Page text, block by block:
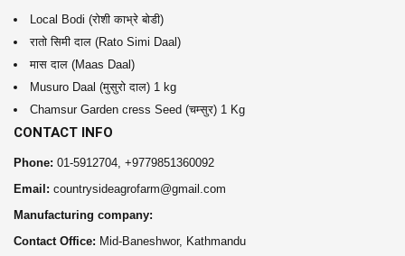
CONTACT INFO
Phone: 01-5912704, +9779851360092
Email: countrysideagrofarm@gmail.com
Manufacturing company:
Contact Office: Mid-Baneshwor, Kathmandu
Local Bodi (रोशी काभ्रे बोडी)
रातो सिमी दाल (Rato Simi Daal)
मास दाल (Maas Daal)
Musuro Daal (मुसुरो दाल) 1 kg
Chamsur Garden cress Seed (चम्सुर) 1 Kg